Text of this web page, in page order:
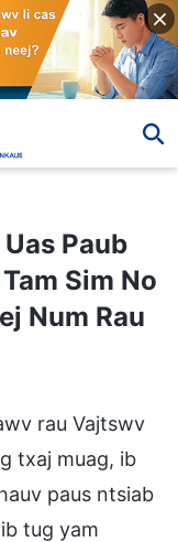
Paub
Sim No
Num Rau
rau Vajtswv
txaj muag, ib
paus ntsiab
tug yam